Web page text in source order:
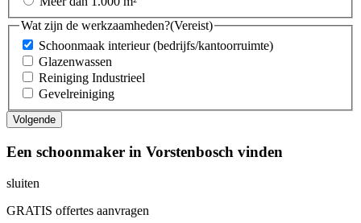
Wat zijn de werkzaamheden?(Vereist)
Schoonmaak interieur (bedrijfs/kantoorruimte)
Glazenwassen
Reiniging Industrieel
Gevelreiniging
Een schoonmaker in Vorstenbosch vinden
sluiten
GRATIS offertes aanvragen